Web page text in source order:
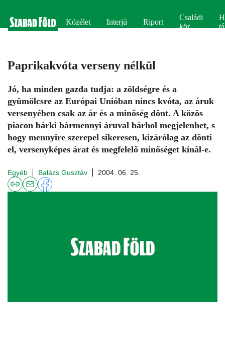
Közélet Interjú Riport
Családi
kör
Paprikakvóta verseny nélkül
Jó, ha minden gazda tudja: a zöldségre és a
gyümölcsre az Európai Unióban nincs kvóta, az áruk
versenyében csak az ár és a minőség dönt. A közös
piacon bárki bármennyi áruval bárhol megjelenhet, s
hogy mennyire szerepel sikeresen, kizárólag az dönti
el, versenyképes árat és megfelelő minőséget kínál-e.
Egyéb Balázs Gusztáv 2004. 06. 25.